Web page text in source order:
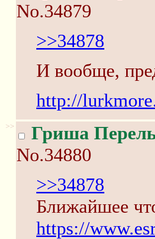
No.34879
>>34878
И вообще,
http://
>> Гриша
No.34880
>>34878
Ближайшее
https://